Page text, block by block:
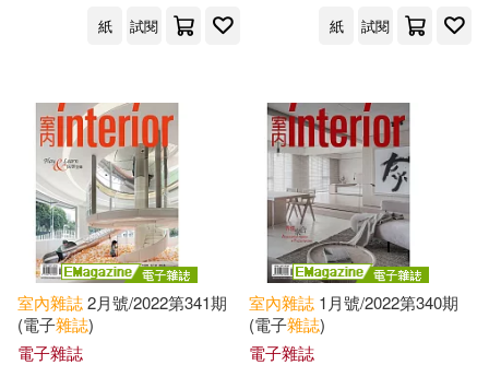
紙
試閱
紙
試閱
室內雜誌2月號/2022第341期
(電子雜誌)
電子雜誌
室內雜誌 1月號/2022第340期
(電子雜誌)
電子雜誌